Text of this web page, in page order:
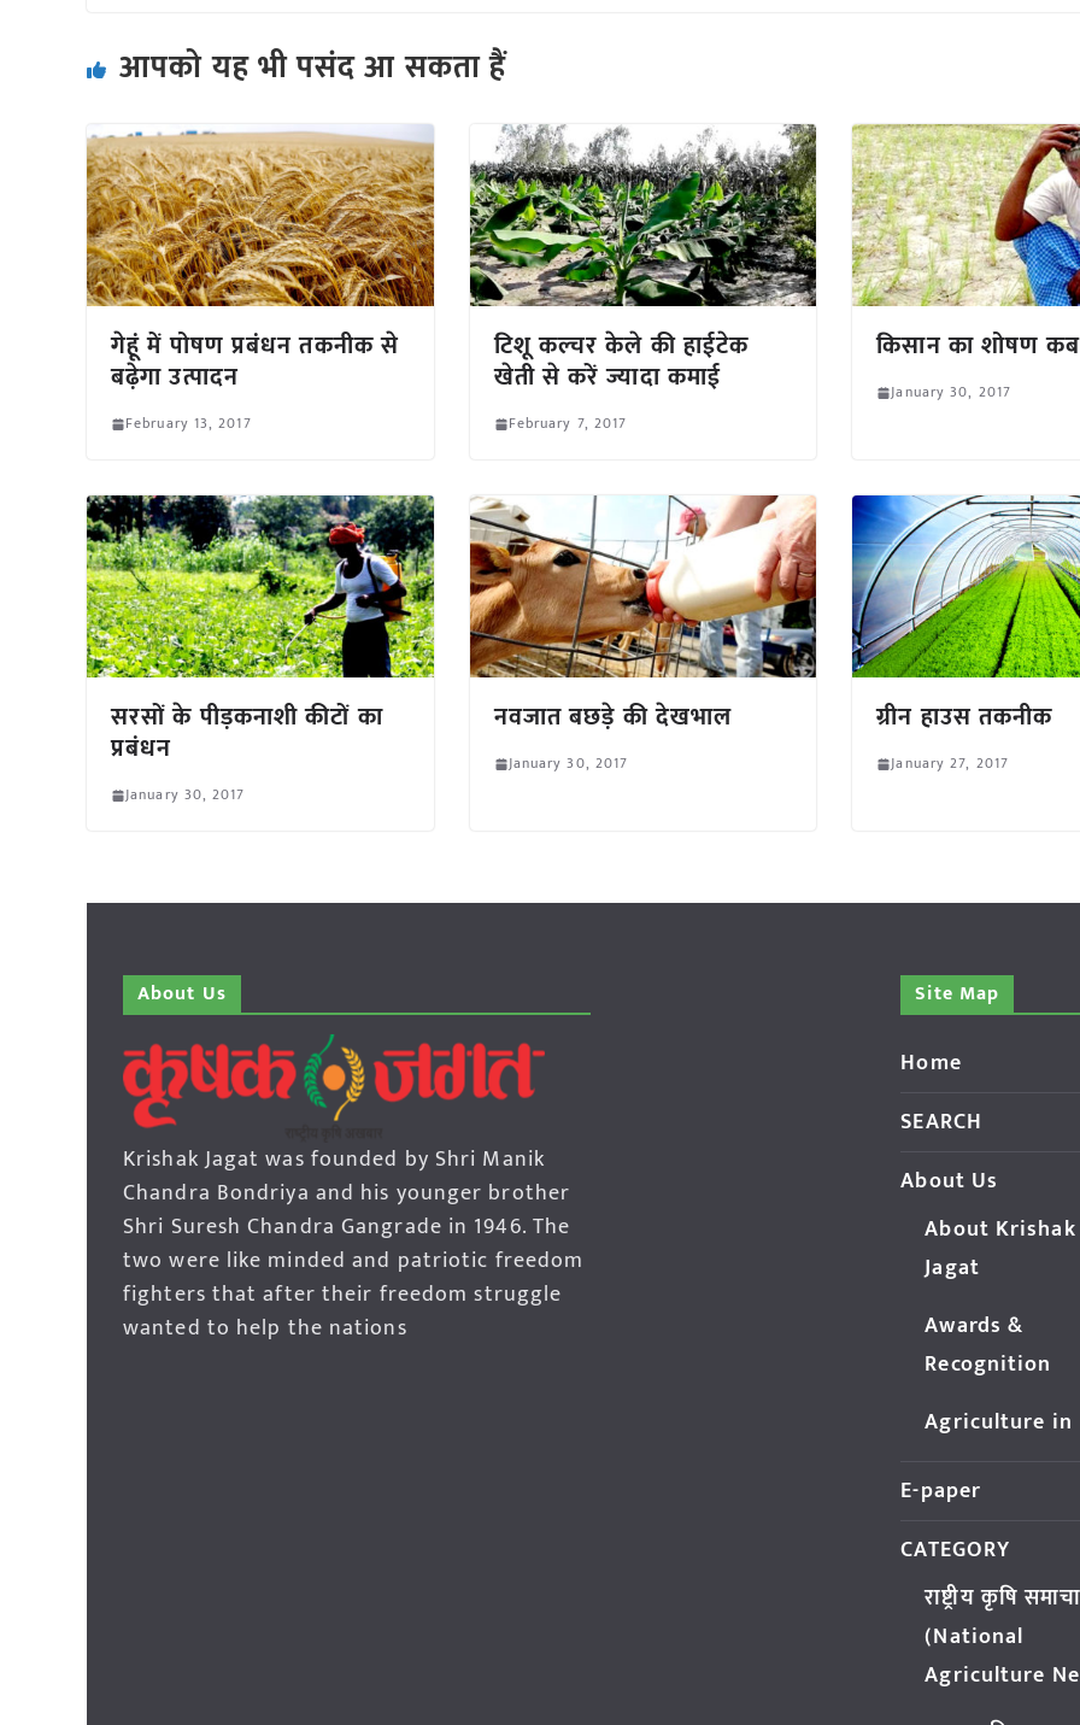
आपको यह भी पसंद आ सकता हैं
गेहूं में पोषण प्रबंधन तकनीक से
बढ़ेगा उत्पादन
February 13, 2017
टिशू कल्चर केले की हाईटेक
खेती से करें ज्यादा कमाई
February 7, 2017
किसान का शोषण
January 30, 2017
सरसों के पीड़कनाशी कीटों का
प्रबंधन
January 30, 2017
नवजात बछड़े की देखभाल
January 30, 2017
ग्रीन हाउस तकनीक
January 27, 2017
About Us
Krishak Jagat was founded by Shri Manik
Chandra Bondriya and his younger brother
Shri Suresh Chandra Gangrade in 1946. The
two were like minded and patriotic freedom
fighters that after their freedom struggle
wanted to help the nations
Site Map
Home
SEARCH
About Us
About Krishak
Jagat
Awards &
Recognition
Agriculture in
E-paper
CATEGORY
राष्ट्रीय कृषि
(National
Agriculture